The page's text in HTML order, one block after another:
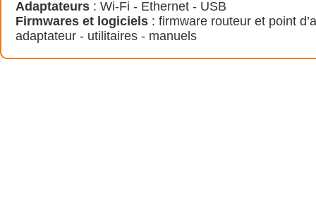
Adaptateurs : Wi-Fi - Ethernet - USB
Firmwares et logiciels : firmware routeur et point
adaptateur - utilitaires - manuels